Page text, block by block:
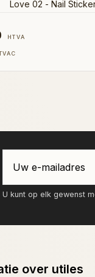
HTVA
U kunt op elk gewenst
over utiles